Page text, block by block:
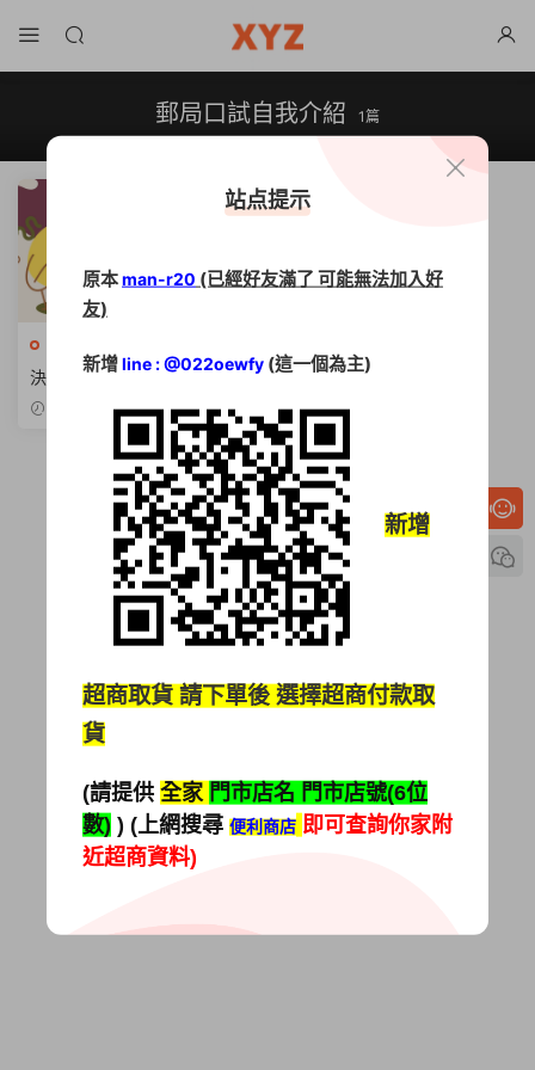
郵局口試自我介紹 1篇
事業招考
決勝關鍵！【中華郵政第二
試】口試與30KG郵袋體能測
2025-12-03
站点提示
原本man-r20 (已經好友滿了 可能無法加入好
友)
新增line : @022oewfy (這一個為主)
新增
超商取貨 請下單後 選擇超商付款取
貨
(請提供 全家 門市店名 門市店號(6位
數) ) (上網搜尋 便利商店 即可查詢你家附
近超商資料)